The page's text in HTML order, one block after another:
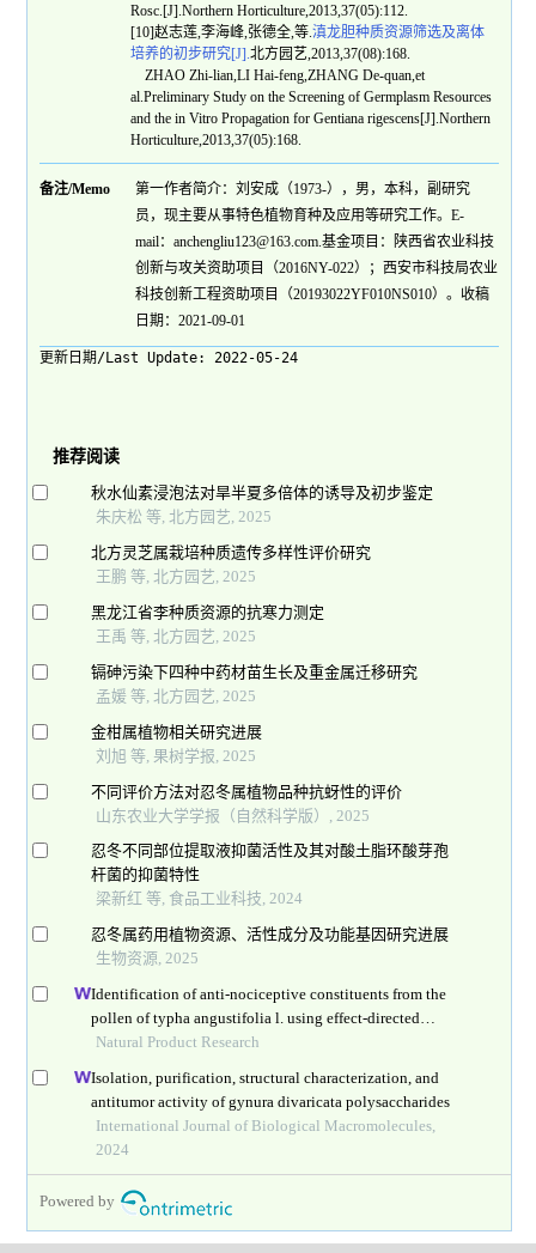
Rosc.[J].Northern Horticulture,2013,37(05):112.
[10]赵志莲,李海峰,张德全,等.滇龙胆种质资源筛选及离体
培养的初步研究[J].北方园艺,2013,37(08):168.
ZHAO Zhi-lian,LI Hai-feng,ZHANG De-quan,et
al.Preliminary Study on the Screening of Germplasm Resources
and the in Vitro Propagation for Gentiana rigescens[J].Northern
Horticulture,2013,37(05):168.
备注/Memo
第一作者简介：刘安成（1973-），男，本科，副研究
员，现主要从事特色植物育种及应用等研究工作。E-
mail：anchengliu123@163.com.基金项目：陕西省农业科技
创新与攻关资助项目（2016NY-022）；西安市科技局农业
科技创新工程资助项目（20193022YF010NS010）。收稿
日期：2021-09-01
更新日期/Last Update:2022-05-24
推荐阅读
秋水仙素浸泡法对旱半夏多倍体的诱导及初步鉴定
朱庆松 等, 北方园艺, 2025
北方灵芝属栽培种质遗传多样性评价研究
王鹏 等, 北方园艺, 2025
黑龙江省李种质资源的抗寒力测定
王禹 等, 北方园艺, 2025
镉砷污染下四种中药材苗生长及重金属迁移研究
孟媛 等, 北方园艺, 2025
金柑属植物相关研究进展
刘旭 等, 果树学报, 2025
不同评价方法对忍冬属植物品种抗蚜性的评价
山东农业大学学报（自然科学版）, 2025
忍冬不同部位提取液抑菌活性及其对酸土脂环酸芽孢
杆菌的抑菌特性
梁新红 等, 食品工业科技, 2024
忍冬属药用植物资源、活性成分及功能基因研究进展
生物资源, 2025
Identification of anti-nociceptive constituents from the
pollen of typha angustifolia l. using effect-directed
fractionation
Natural Product Research
Isolation, purification, structural characterization, and
antitumor activity of gynura divaricata polysaccharides
International Journal of Biological Macromolecules,
2024
Powered by